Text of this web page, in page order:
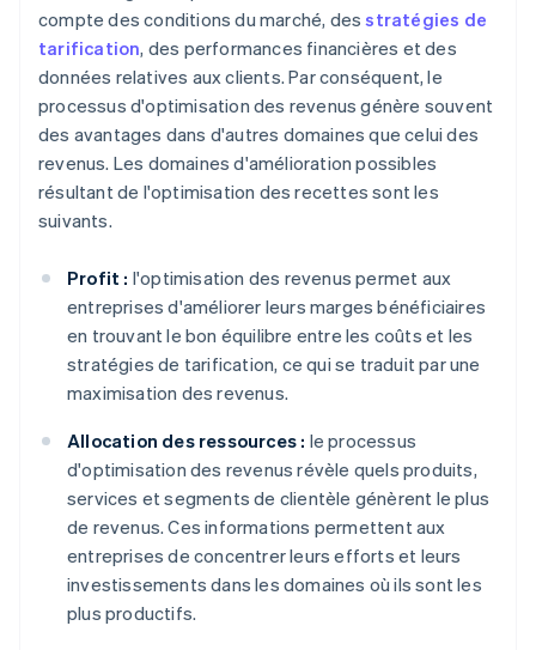
compte des conditions du marché, desstratégies de
tarification, des performances financières et des
données relatives aux clients. Par conséquent, le
processus d'optimisation des revenus génère souvent
des avantages dans d'autres domaines que celui des
revenus. Les domaines d'amélioration possibles
résultant de l'optimisation des recettes sont les
suivants.
Profit : l'optimisation des revenus permet aux
entreprises d'améliorer leurs marges bénéficiaires
en trouvant le bon équilibre entre les coûts et les
stratégies de tarification, ce qui se traduit par une
maximisation des revenus.
Allocation des ressources : le processus
d'optimisation des revenus révèle quels produits,
services et segments de clientèle génèrent le plus
de revenus. Ces informations permettent aux
entreprises de concentrer leurs efforts et leurs
investissements dans les domaines où ils sont les
plus productifs.